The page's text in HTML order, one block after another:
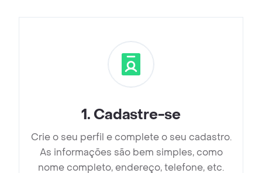
1. Cadastre-se
Crie o seu perfil e complete o seu cadastro.
As informações são bem simples, como
nome completo, endereço, telefone, etc.